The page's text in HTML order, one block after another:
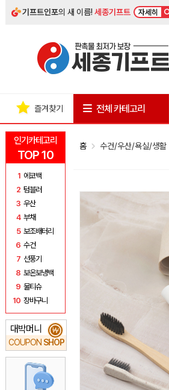
기프트인포의 새 이름!세종기프트 자세히
인기카테고리
TOP 10
1 에코백
2 텀블러
3 우산
4 부채
5 보조배터리
6 수건
7 선풍기
8 보온보냉백
9 물티슈
10 장바구니
대박머니
COUPON SHOP
₩
즐겨찾기 전체 카테고리
홈 수건/우산/욕실/생활